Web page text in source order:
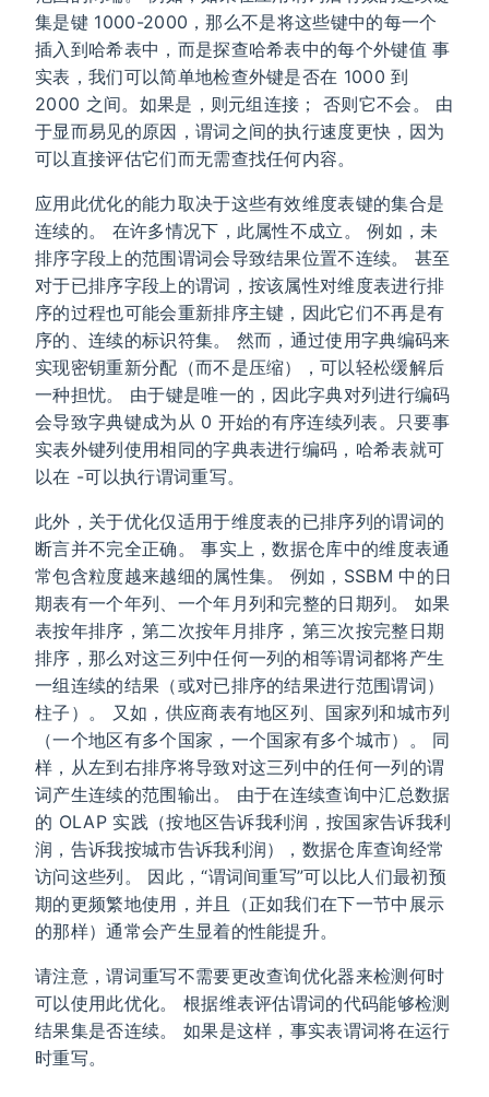
集是键 1000-2000，那么不是将这些键中的每一个
插入到哈希表中，而是探查哈希表中的每个外键值 事
实表，我们可以简单地检查外键是否在 1000 到
2000 之间。如果是，则元组连接； 否则它不会。 由
于显而易见的原因，谓词之间的执行速度更快，因为
可以直接评估它们而无需查找任何内容。
应用此优化的能力取决于这些有效维度表键的集合是
连续的。 在许多情况下，此属性不成立。 例如，未
排序字段上的范围谓词会导致结果位置不连续。 甚至
对于已排序字段上的谓词，按该属性对维度表进行排
序的过程也可能会重新排序主键，因此它们不再是有
序的、连续的标识符集。 然而，通过使用字典编码来
实现密钥重新分配（而不是压缩），可以轻松缓解后
一种担忧。 由于键是唯一的，因此字典对列进行编码
会导致字典键成为从 0 开始的有序连续列表。只要事
实表外键列使用相同的字典表进行编码，哈希表就可
以在 -可以执行谓词重写。
此外，关于优化仅适用于维度表的已排序列的谓词的
断言并不完全正确。 事实上，数据仓库中的维度表通
常包含粒度越来越细的属性集。 例如，SSBM 中的日
期表有一个年列、一个年月列和完整的日期列。 如果
表按年排序，第二次按年月排序，第三次按完整日期
排序，那么对这三列中任何一列的相等谓词都将产生
一组连续的结果（或对已排序的结果进行范围谓词）
柱子）。 又如，供应商表有地区列、国家列和城市列
（一个地区有多个国家，一个国家有多个城市）。 同
样，从左到右排序将导致对这三列中的任何一列的谓
词产生连续的范围输出。 由于在连续查询中汇总数据
的 OLAP 实践（按地区告诉我利润，按国家告诉我利
润，告诉我按城市告诉我利润），数据仓库查询经常
访问这些列。 因此，“谓词间重写”可以比人们最初预
期的更频繁地使用，并且（正如我们在下一节中展示
的那样）通常会产生显着的性能提升。
请注意，谓词重写不需要更改查询优化器来检测何时
可以使用此优化。 根据维表评估谓词的代码能够检测
结果集是否连续。 如果是这样，事实表谓词将在运行
时重写。